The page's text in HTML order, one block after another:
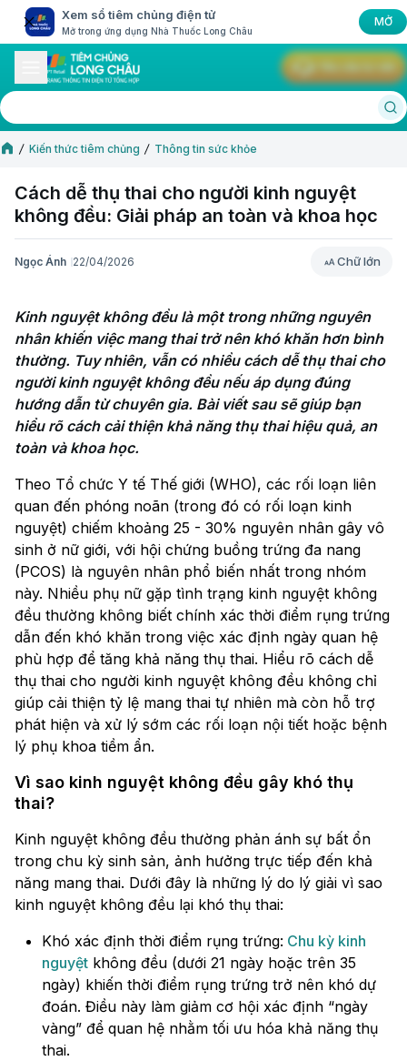
Xem sổ tiêm chủng điện tử
Mở trong ứng dụng Nhà Thuốc Long Châu
MỞ
Kiến thức tiêm chủng Thông tin sức khỏe
Cách dễ thụ thai cho người kinh nguyệt
không đều: Giải pháp an toàn và khoa học
Ngọc Ánh 22/04/2026 Chữ lớn
Chữ lớn
Kinh nguyệt không đều là một trong những nguyên
nhân khiến việc mang thai trở nên khó khăn hơn bình
thường. Tuy nhiên, vẫn có nhiều cách dễ thụ thai cho
người kinh nguyệt không đều nếu áp dụng đúng
hướng dẫn từ chuyên gia. Bài viết sau sẽ giúp bạn
hiểu rõ cách cải thiện khả năng thụ thai hiệu quả, an
toàn và khoa học.
Theo Tổ chức Y tế Thế giới (WHO), các rối loạn liên
quan đến phóng noãn (trong đó có rối loạn kinh
nguyệt) chiếm khoảng 25 - 30% nguyên nhân gây vô
sinh ở nữ giới, với hội chứng buồng trứng đa nang
(PCOS) là nguyên nhân phổ biến nhất trong nhóm
này. Nhiều phụ nữ gặp tình trạng kinh nguyệt không
đều thường không biết chính xác thời điểm rụng trứng
dẫn đến khó khăn trong việc xác định ngày quan hệ
phù hợp để tăng khả năng thụ thai. Hiểu rõ cách dễ
thụ thai cho người kinh nguyệt không đều không chỉ
giúp cải thiện tỷ lệ mang thai tự nhiên mà còn hỗ trợ
phát hiện và xử lý sớm các rối loạn nội tiết hoặc bệnh
lý phụ khoa tiềm ẩn.
Vì sao kinh nguyệt không đều gây khó thụ
thai?
Kinh nguyệt không đều thường phản ánh sự bất ổn
trong chu kỳ sinh sản, ảnh hưởng trực tiếp đến khả
năng mang thai. Dưới đây là những lý do lý giải vì sao
kinh nguyệt không đều lại khó thụ thai:
Khó xác định thời điểm rụng trứng: Chu kỳ kinh
nguyệt không đều (dưới 21 ngày hoặc trên 35
ngày) khiến thời điểm rụng trứng trở nên khó dự
đoán. Điều này làm giảm cơ hội xác định “ngày
vàng” để quan hệ nhằm tối ưu hóa khả năng thụ
thai.